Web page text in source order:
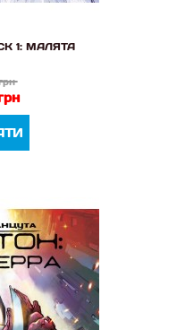
1: МАЛЯТА